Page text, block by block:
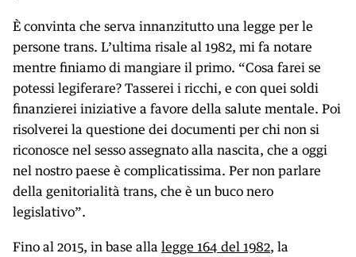
È convinta che serva innanzitutto una legge per le
persone trans. L’ultima risale al 1982, mi fa notare
mentre finiamo di mangiare il primo. “Cosa farei se
potessi legiferare? Tasserei i ricchi, e con quei soldi
finanzierei iniziative a favore della salute mentale. Poi
risolverei la questione dei documenti per chi non si
riconosce nel sesso assegnato alla nascita, che a oggi
nel nostro paese è complicatissima. Per non parlare
della genitorialità trans, che è un buco nero
legislativo”.
Fino al 2015, in base alla legge 164 del 1982, la